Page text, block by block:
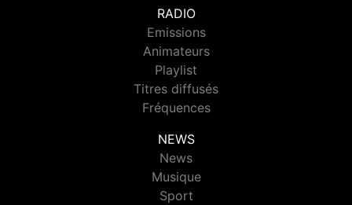
RADIO
Emissions
Animateurs
Playlist
Titres diffusés
Fréquences
NEWS
News
Musique
Sport